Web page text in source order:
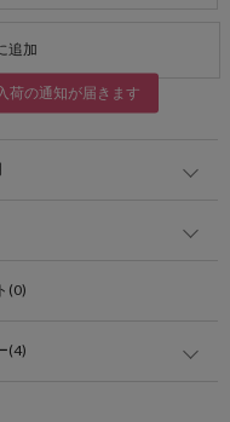
追加
荷の通知が届きます
(0)
(4)